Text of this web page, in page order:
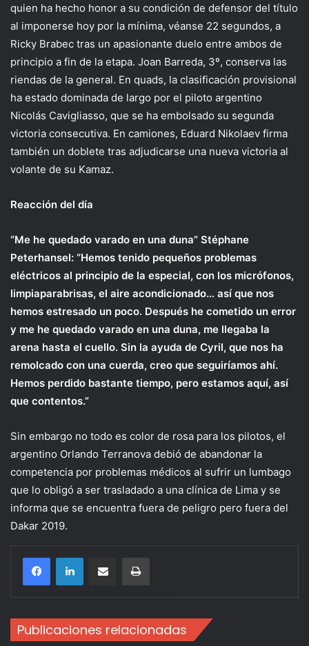
quien ha hecho honor a su condición de defensor del título
al imponerse hoy por la mínima, véanse 22 segundos, a
Ricky Brabec tras un apasionante duelo entre ambos de
principio a fin de la etapa. Joan Barreda, 3º, conserva las
riendas de la general. En quads, la clasificación provisional
ha estado dominada de largo por el piloto argentino
Nicolás Cavigliasso, que se ha embolsado su segunda
victoria consecutiva. En camiones, Eduard Nikolaev firma
también un doblete tras adjudicarse una nueva victoria al
volante de su Kamaz.
Reacción del día
“Me he quedado varado en una duna” Stéphane
Peterhansel: “Hemos tenido pequeños problemas
eléctricos al principio de la especial, con los micrófonos,
limpiaparabrisas, el aire acondicionado… así que nos
hemos estresado un poco. Después he cometido un error
y me he quedado varado en una duna, me llegaba la
arena hasta el cuello. Sin la ayuda de Cyril, que nos ha
remolcado con una cuerda, creo que seguiríamos ahí.
Hemos perdido bastante tiempo, pero estamos aquí, así
que contentos.”
Sin embargo no todo es color de rosa para los pilotos, el
argentino Orlando Terranova debió de abandonar la
competencia por problemas médicos al sufrir un lumbago
que lo obligó a ser trasladado a una clínica de Lima y se
informa que se encuentra fuera de peligro pero fuera del
Dakar 2019.
Compartir por correo electrónicoImprimir
Publicaciones relacionadas